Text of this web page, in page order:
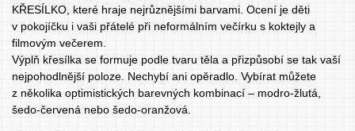
KŘESÍLKO, které hraje nejrůznějšími barvami. Ocení je děti
v pokojíčku i vaši přátelé při neformálním večírku s koktejly a
filmovým večerem.
Výplň křesílka se formuje podle tvaru těla a přizpůsobí se tak vaší
nejpohodlnější poloze. Nechybí ani opěradlo. Vybírat můžete
z několika optimistických barevných kombinací – modro-žlutá,
šedo-červená nebo šedo-oranžová.